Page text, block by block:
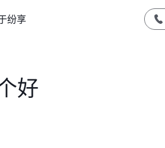
纷享
好